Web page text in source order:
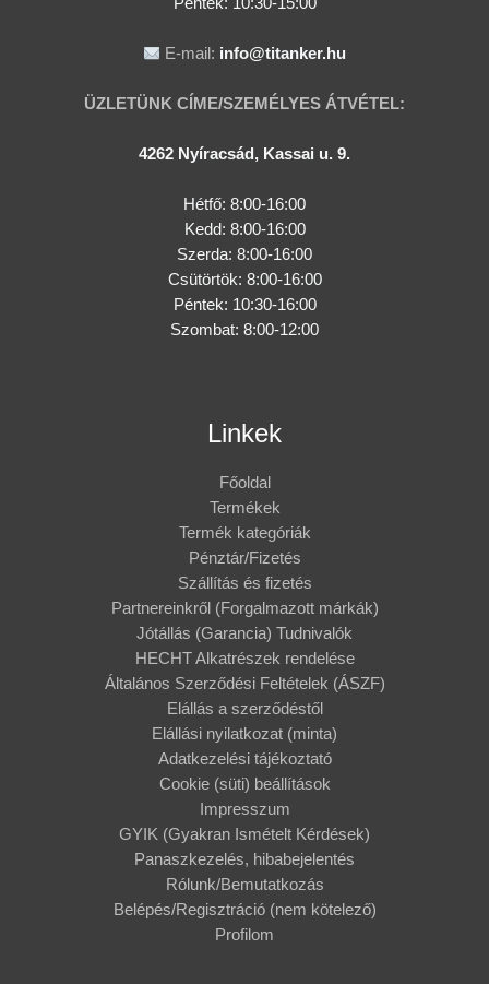
E-mail: info@titanker.hu
ÜZLETÜNK CÍME/SZEMÉLYES ÁTVÉTEL:
4262 Nyíracsád, Kassai u. 9.
Hétfő: 8:00-16:00
Kedd: 8:00-16:00
Szerda: 8:00-16:00
Csütörtök: 8:00-16:00
Péntek: 10:30-16:00
Szombat: 8:00-12:00
Linkek
Főoldal
Termékek
Termék kategóriák
Pénztár/Fizetés
Szállítás és fizetés
Partnereinkről (Forgalmazott márkák)
Jótállás (Garancia) Tudnivalók
HECHT Alkatrészek rendelése
Általános Szerződési Feltételek (ÁSZF)
Elállás a szerződéstől
Elállási nyilatkozat (minta)
Adatkezelési tájékoztató
Cookie (süti) beállítások
Impresszum
GYIK (Gyakran Ismételt Kérdések)
Panaszkezelés, hibabejelentés
Rólunk/Bemutatkozás
Belépés/Regisztráció (nem kötelező)
Profilom